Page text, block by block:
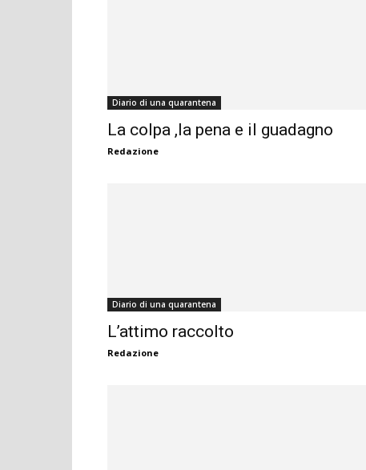
Diario di una quarantena
La colpa ,la pena e il guadagno
Redazione
Diario di una quarantena
L’attimo raccolto
Redazione